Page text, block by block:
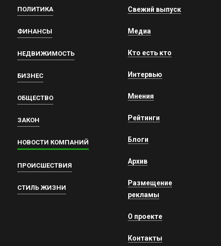
ПОЛИТИКА
ФИНАНСЫ
НЕДВИЖИМОСТЬ
БИЗНЕС
ОБЩЕСТВО
ЗАКОН
НОВОСТИ КОМПАНИЙ
ПРОИСШЕСТВИЯ
СТИЛЬ ЖИЗНИ
Свежий выпуск
Медиа
Кто есть кто
Интервью
Мнения
Рейтинги
Блоги
Архив
Размещение
рекламы
О проекте
Контакты